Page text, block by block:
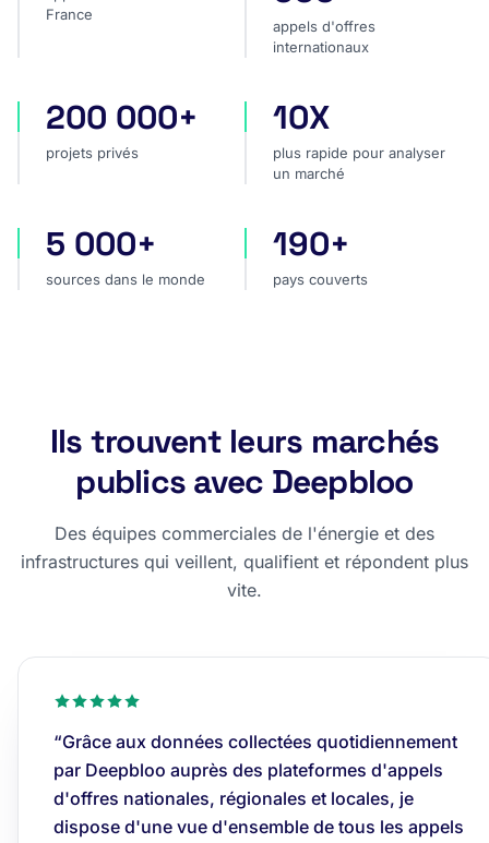
France
appels d'offres
internationaux
projets privés
200 000+
projets privés
plus rapide pour analyser
10X
plus rapide pour analyser
un marché
sources dans le monde
5 000+
sources dans le monde
pays couverts
190+
pays couverts
Ils trouvent leurs marchés
publics avec Deepbloo
Des équipes commerciales de l'énergie et des
infrastructures qui veillent, qualifient et répondent plus
vite.
“Grâce aux données collectées quotidiennement
par Deepbloo auprès des plateformes d'appels
d'offres nationales, régionales et locales, je
dispose d'une vue d'ensemble de tous les appels